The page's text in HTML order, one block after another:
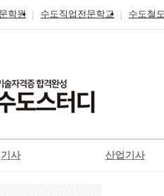
학원 수도직업전문학교 수도철
기사 산업기사